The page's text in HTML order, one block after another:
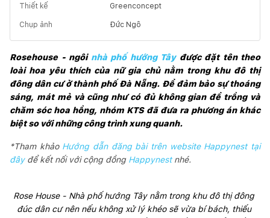
Thiết kế Greenconcept
Chụp ảnh Đức Ngô
Rosehouse - ngôi nhà phố hướng Tây được đặt tên theo
loài hoa yêu thích của nữ gia chủ nằm trong khu đô thị
đông dân cư ở thành phố Đà Nẵng. Để đảm bảo sự thoáng
sáng, mát mẻ và cũng như có đủ không gian để trồng và
chăm sóc hoa hồng, nhóm KTS đã đưa ra phương án khác
biệt so với những công trình xung quanh.
*Tham khảo Hướng dẫn đăng bài trên website Happynest tại
đâyđể kết nối với cộng đồng Happynest nhé.
Rose House - Nhà phố hướng Tây nằm trong khu đô thị đông
đúc dân cư nên nếu không xử lý khéo sẽ vừa bí bách, thiếu